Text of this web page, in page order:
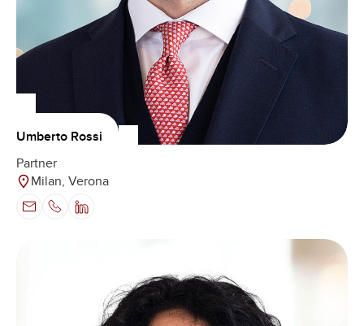
Umberto Rossi
Partner
Milan, Verona